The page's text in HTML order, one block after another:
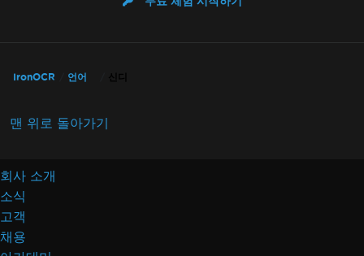
IronOCR 언어 신디
맨 위로 돌아가기
회사 소개
소식
고객
채용